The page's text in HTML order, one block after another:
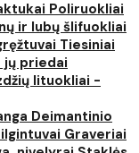
Poliruokliai
ir lubų šlifuokliai
Tiesiniai
jų priedai
lituokliai -
Deimantinio
Graveriai